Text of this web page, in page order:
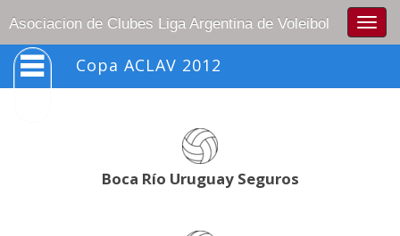
Asociacion de Clubes Liga Argentina de Voleibol
Copa ACLAV 2012
Boca Río Uruguay Seguros